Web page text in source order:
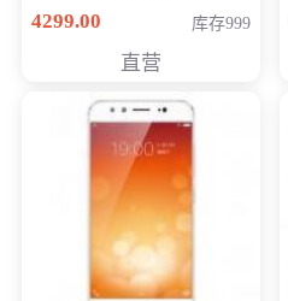
薄学生办公游戏独显笔
NV930-2G独
4299.00 库存999
直营